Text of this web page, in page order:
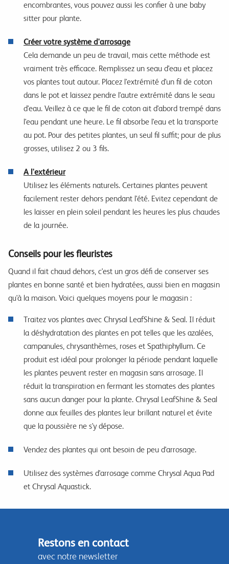
encombrantes, vous pouvez aussi les confier à une baby
sitter pour plante.
Créer votre système d'arrosage
Cela demande un peu de travail, mais cette méthode est
vraiment très efficace. Remplissez un seau d'eau et placez
vos plantes tout autour. Placez l'extrémité d'un fil de coton
dans le pot et laissez pendre l'autre extrémité dans le seau
d'eau. Veillez à ce que le fil de coton ait d'abord trempé dans
l'eau pendant une heure. Le fil absorbe l'eau et la transporte
au pot. Pour des petites plantes, un seul fil suffit; pour de plus
grosses, utilisez 2 ou 3 fils.
A l'extérieur
Utilisez les éléments naturels. Certaines plantes peuvent
facilement rester dehors pendant l'été. Evitez cependant de
les laisser en plein soleil pendant les heures les plus chaudes
de la journée.
Conseils pour les fleuristes
Quand il fait chaud dehors, c'est un gros défi de conserver ses
plantes en bonne santé et bien hydratées, aussi bien en magasin
qu'à la maison. Voici quelques moyens pour le magasin :
Traitez vos plantes avec Chrysal LeafShine & Seal. Il réduit
la déshydratation des plantes en pot telles que les azalées,
campanules, chrysanthèmes, roses et Spathiphyllum. Ce
produit est idéal pour prolonger la période pendant laquelle
les plantes peuvent rester en magasin sans arrosage. Il
réduit la transpiration en fermant les stomates des plantes
sans aucun danger pour la plante. Chrysal LeafShine & Seal
donne aux feuilles des plantes leur brillant naturel et évite
que la poussière ne s'y dépose.
Vendez des plantes qui ont besoin de peu d'arrosage.
Utilisez des systèmes d'arrosage comme Chrysal Aqua Pad
et Chrysal Aquastick.
Restons en contact
avec notre newsletter